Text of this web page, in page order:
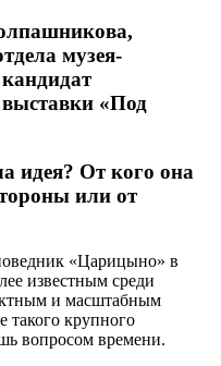
,
музея-
выставки «Под
идея? От кого она
или от
«Царицыно» в
известным среди
и масштабным
такого крупного
вопросом времени.